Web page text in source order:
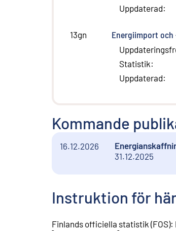
Uppdaterad:
13gn Energiimport
Statistik:
Uppdaterad:
Kommande
16.12.2026
31.12.2025
Instruktion för
Finlands officiella statistik (FOS):